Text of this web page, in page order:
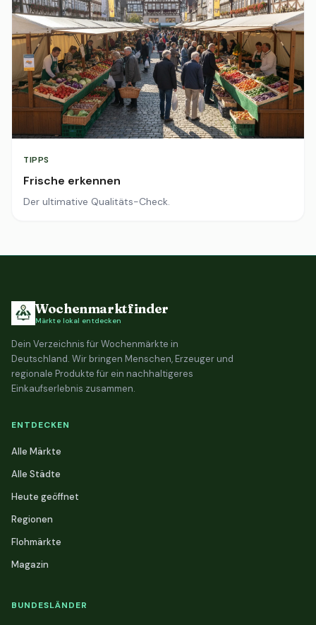
TIPPS
Frische erkennen
Der ultimative Qualitäts-Check.
Wochenmarktfinder
Märkte lokal entdecken
Dein Verzeichnis für Wochenmärkte in
Deutschland. Wir bringen Menschen, Erzeuger und
regionale Produkte für ein nachhaltigeres
Einkaufserlebnis zusammen.
ENTDECKEN
Alle Märkte
Alle Städte
Heute geöffnet
Regionen
Flohmärkte
Magazin
BUNDESLÄNDER